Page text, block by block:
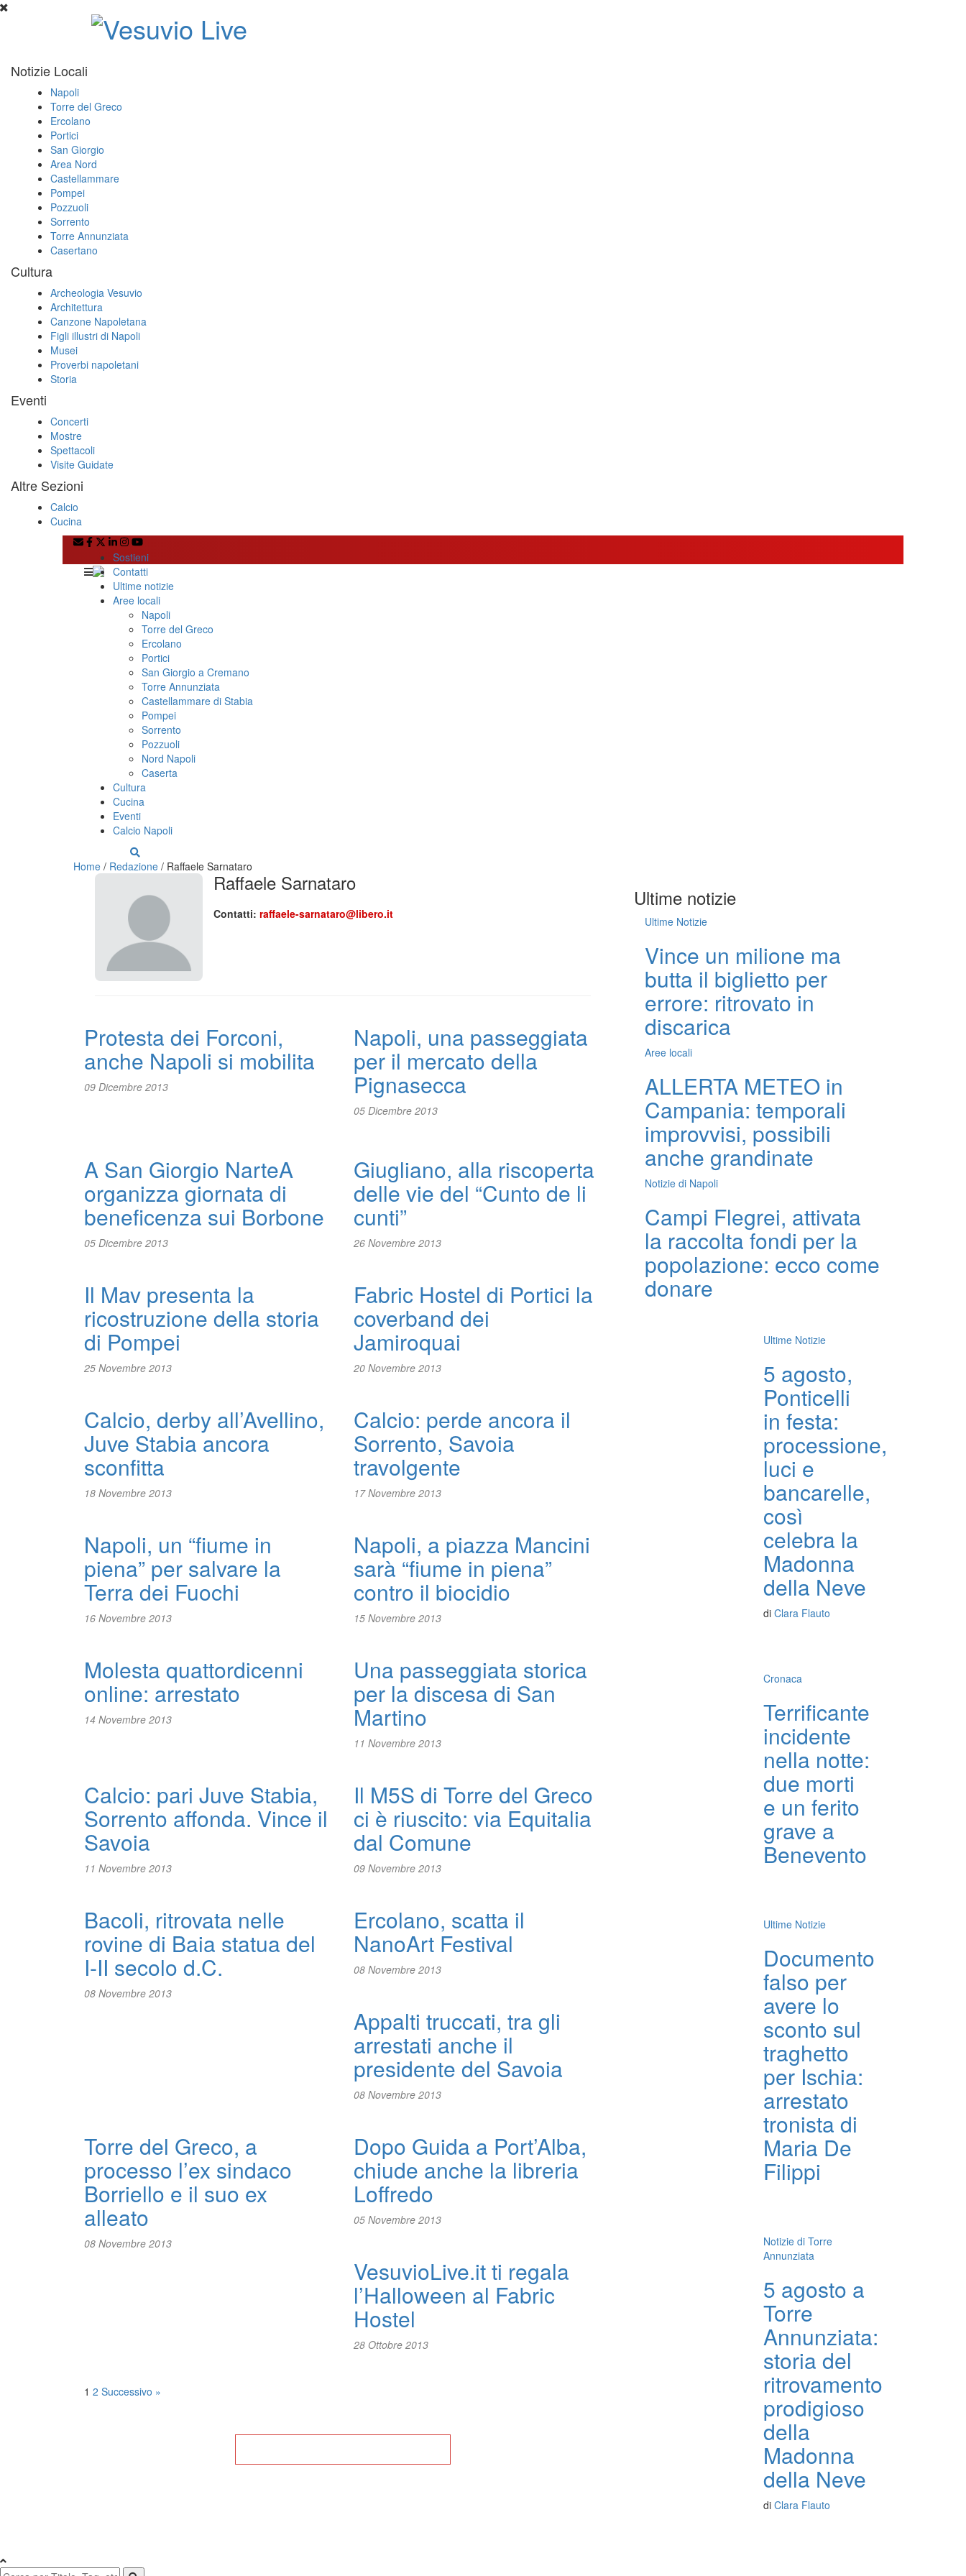
Notizie Locali
Napoli
Torre del Greco
Ercolano
Portici
San Giorgio
Area Nord
Castellammare
Pompei
Pozzuoli
Sorrento
Torre Annunziata
Casertano
Cultura
Archeologia Vesuvio
Architettura
Canzone Napoletana
Figli illustri di Napoli
Musei
Proverbi napoletani
Storia
Eventi
Concerti
Mostre
Spettacoli
Visite Guidate
Altre Sezioni
Calcio
Cucina
Sostieni
Contatti
Ultime notizie
Aree locali
Napoli
Torre del Greco
Ercolano
Portici
San Giorgio a Cremano
Torre Annunziata
Castellammare di Stabia
Pompei
Sorrento
Pozzuoli
Nord Napoli
Caserta
Cultura
Cucina
Eventi
Calcio Napoli
Home / Redazione / Raffaele Sarnataro
Raffaele Sarnataro
Contatti: raffaele-sarnataro@libero.it
Protesta dei Forconi,
anche Napoli si mobilita
09 Dicembre 2013
Napoli, una passeggiata
per il mercato della
Pignasecca
05 Dicembre 2013
A San Giorgio NarteA
organizza giornata di
beneficenza sui Borbone
05 Dicembre 2013
Giugliano, alla riscoperta
delle vie del “Cunto de li
cunti”
26 Novembre 2013
Il Mav presenta la
ricostruzione della storia
di Pompei
25 Novembre 2013
Fabric Hostel di Portici la
coverband dei
Jamiroquai
20 Novembre 2013
Calcio, derby all’Avellino,
Juve Stabia ancora
sconfitta
18 Novembre 2013
Calcio: perde ancora il
Sorrento, Savoia
travolgente
17 Novembre 2013
Napoli, un “fiume in
piena” per salvare la
Terra dei Fuochi
16 Novembre 2013
Napoli, a piazza Mancini
sarà “fiume in piena”
contro il biocidio
15 Novembre 2013
Molesta quattordicenni
online: arrestato
14 Novembre 2013
Una passeggiata storica
per la discesa di San
Martino
11 Novembre 2013
Calcio: pari Juve Stabia,
Sorrento affonda. Vince il
Savoia
11 Novembre 2013
Il M5S di Torre del Greco
ci è riuscito: via Equitalia
dal Comune
09 Novembre 2013
Bacoli, ritrovata nelle
rovine di Baia statua del
I-II secolo d.C.
08 Novembre 2013
Ercolano, scatta il
NanoArt Festival
08 Novembre 2013
Appalti truccati, tra gli
arrestati anche il
presidente del Savoia
08 Novembre 2013
Torre del Greco, a
processo l’ex sindaco
Borriello e il suo ex
alleato
08 Novembre 2013
Dopo Guida a Port’Alba,
chiude anche la libreria
Loffredo
05 Novembre 2013
VesuvioLive.it ti regala
l’Halloween al Fabric
Hostel
28 Ottobre 2013
Posts
1 2 Successivo »
Ultime notizie
Ultime Notizie
Vince un milione ma
butta il biglietto per
errore: ritrovato in
discarica
Aree locali
ALLERTA METEO in
Campania: temporali
improvvisi, possibili
anche grandinate
Notizie di Napoli
Campi Flegrei, attivata
la raccolta fondi per la
popolazione: ecco come
donare
Ultime Notizie
5 agosto,
Ponticelli
in festa:
processione,
luci e
bancarelle,
così
celebra la
Madonna
della Neve
di Clara Flauto
Cronaca
Terrificante
incidente
nella notte:
due morti
e un ferito
grave a
Benevento
Ultime Notizie
Documento
falso per
avere lo
sconto sul
traghetto
per Ischia:
arrestato
tronista di
Maria De
Filippi
Notizie di Torre
Annunziata
5 agosto a
Torre
Annunziata:
storia del
ritrovamento
prodigioso
della
Madonna
della Neve
di Clara Flauto